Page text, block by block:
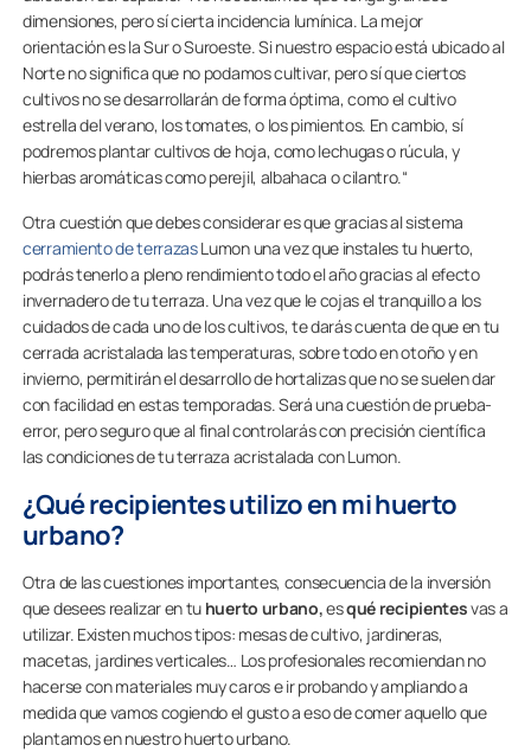
dimensiones, pero sí cierta incidencia lumínica. La mejor
orientación es la Sur o Suroeste. Si nuestro espacio está ubicado al
Norte no significa que no podamos cultivar, pero sí que ciertos
cultivos no se desarrollarán de forma óptima, como el cultivo
estrella del verano, los tomates, o los pimientos. En cambio, sí
podremos plantar cultivos de hoja, como lechugas o rúcula, y
hierbas aromáticas como perejil, albahaca o cilantro.“
Otra cuestión que debes considerar es que gracias al sistema
cerramiento de terrazasLumon una vez que instales tu huerto,
podrás tenerlo a pleno rendimiento todo el año gracias al efecto
invernadero de tu terraza. Una vez que le cojas el tranquillo a los
cuidados de cada uno de los cultivos, te darás cuenta de que en tu
cerrada acristalada las temperaturas, sobre todo en otoño y en
invierno, permitirán el desarrollo de hortalizas que no se suelen dar
con facilidad en estas temporadas. Será una cuestión de prueba-
error, pero seguro que al final controlarás con precisión científica
las condiciones de tu terraza acristalada con Lumon.
¿Qué recipientes utilizo en mi huerto
urbano?
Otra de las cuestiones importantes, consecuencia de la inversión
que desees realizar en tu huerto urbano,esqué recipientesvas a
utilizar. Existen muchos tipos: mesas de cultivo, jardineras,
macetas, jardines verticales… Los profesionales recomiendan no
hacerse con materiales muy caros e ir probando y ampliando a
medida que vamos cogiendo el gusto a eso de comer aquello que
plantamos en nuestro huerto urbano.